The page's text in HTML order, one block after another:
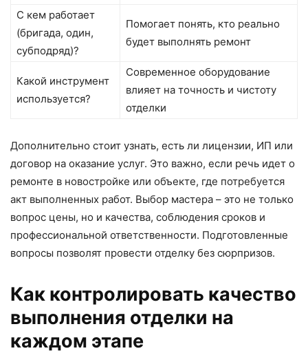
С кем работает
(бригада, один,
субподряд)?
Помогает понять, кто реально
будет выполнять ремонт
Какой инструмент
используется?
Современное оборудование
влияет на точность и чистоту
отделки
Дополнительно стоит узнать, есть ли лицензии, ИП или
договор на оказание услуг. Это важно, если речь идет о
ремонте в новостройке или объекте, где потребуется
акт выполненных работ. Выбор мастера – это не только
вопрос цены, но и качества, соблюдения сроков и
профессиональной ответственности. Подготовленные
вопросы позволят провести отделку без сюрпризов.
Как контролировать качество
выполнения отделки на
каждом этапе